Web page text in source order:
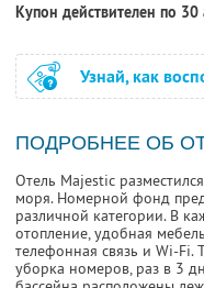
Купон действителен по
Узнай, как
ПОДРОБНЕЕ ОБ
Отель Majestic
моря. Номерной фонд
различной категории. В
отопление, удобная
телефонная связь и Wi-Fi.
уборка номеров, раз в 3